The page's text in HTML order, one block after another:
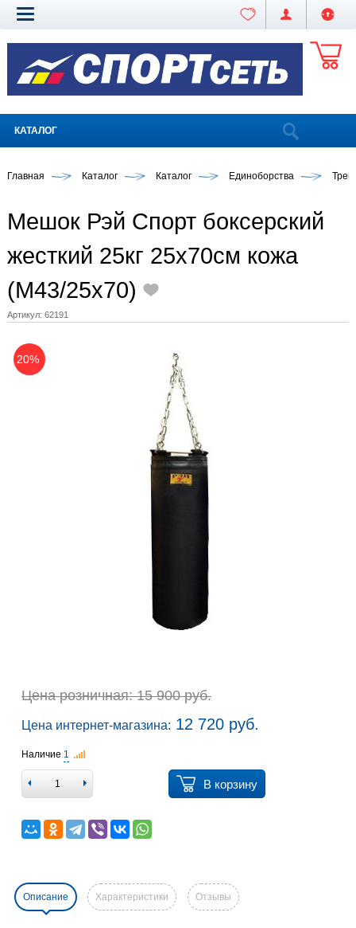
КАТАЛОГ
Главная Каталог Каталог Единоборства
Мешок Рэй Спорт боксерский
жесткий 25кг 25х70см кожа
(М43/25х70)
Артикул: 62191
20%
Цена розничная: 15 900 руб.
Цена интернет-магазина: 12 720 руб.
Наличие 1
В корзину
Описание Характеристики Отзывы